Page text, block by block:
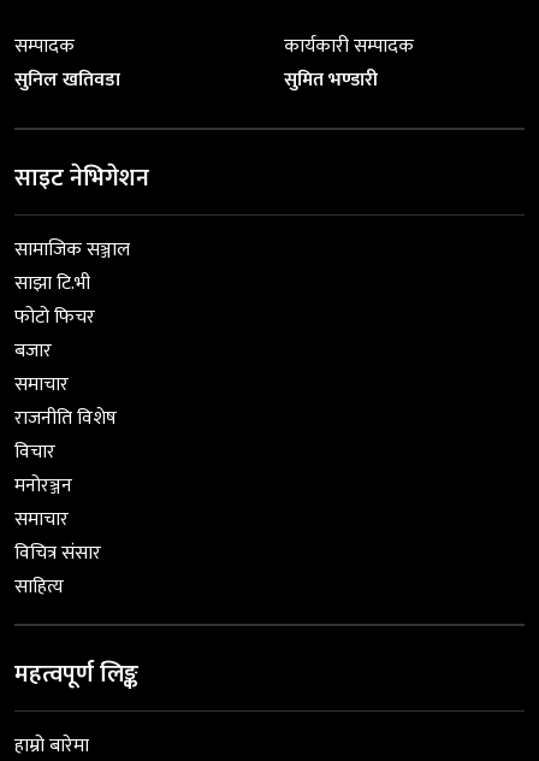
सम्पादक
सुनिल खतिवडा
कार्यकारी सम्पादक
सुमित भण्डारी
साइट नेभिगेशन
सामाजिक सञ्जाल
साझा टि.भी
फोटो फिचर
बजार
समाचार
राजनीति विशेष
विचार
मनोरञ्जन
समाचार
विचित्र संसार
साहित्य
महत्वपूर्ण लिङ्क
हाम्रो बारेमा